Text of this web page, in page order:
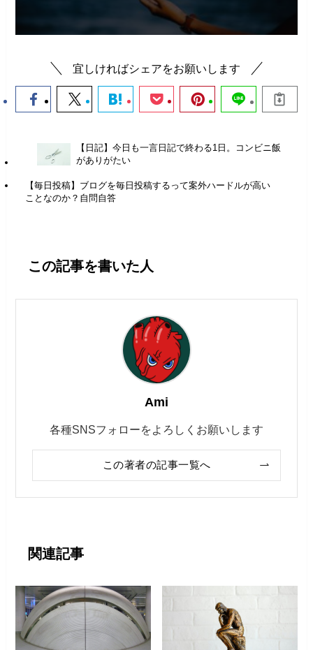
宜しければシェアをお願いします
【日記】今日も一言日記で終わる1日。コンビニ飯
がありがたい
【毎日投稿】ブログを毎日投稿するって案外ハードルが高い
ことなのか？自問自答
この記事を書いた人
Ami
各種SNSフォローをよろしくお願いします
この著者の記事一覧へ
関連記事